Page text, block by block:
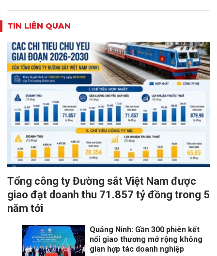
TIN LIÊN QUAN
Tổng công ty Đường sắt Việt Nam được
giao đạt doanh thu 71.857 tỷ đồng trong 5
năm tới
Quảng Ninh: Gần 300 phiên kết
nối giao thương mở rộng không
gian hợp tác doanh nghiệp